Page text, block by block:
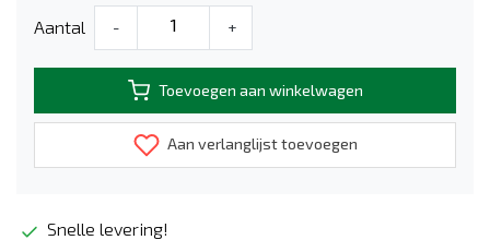
Aantal - +
Toevoegen aan winkelwagen
Aan verlanglijst toevoegen
Snelle levering!